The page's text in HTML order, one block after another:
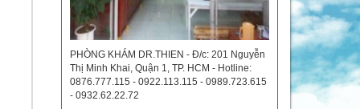
PHÒNG KHÁM DR.THIEN - Đ/c: 201 Nguyễn
Thị Minh Khai, Quận 1, TP. HCM - Hotline:
0876.777.115 - 0922.113.115 - 0989.723.615
- 0932.62.22.72